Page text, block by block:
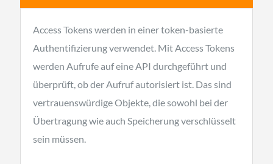
Access Tokens werden in einer token-basierte
Authentifizierung verwendet. Mit Access Tokens
werden Aufrufe auf eine API durchgeführt und
überprüft, ob der Aufruf autorisiert ist. Das sind
vertrauenswürdige Objekte, die sowohl bei der
Übertragung wie auch Speicherung verschlüsselt
sein müssen.